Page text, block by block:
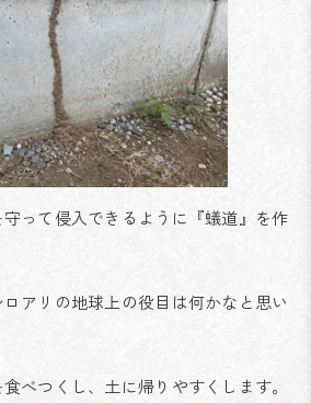
って侵入できるように『蟻道』を作
アリの地球上の役目は何かなと思い
べつくし、土に帰りやすくします。